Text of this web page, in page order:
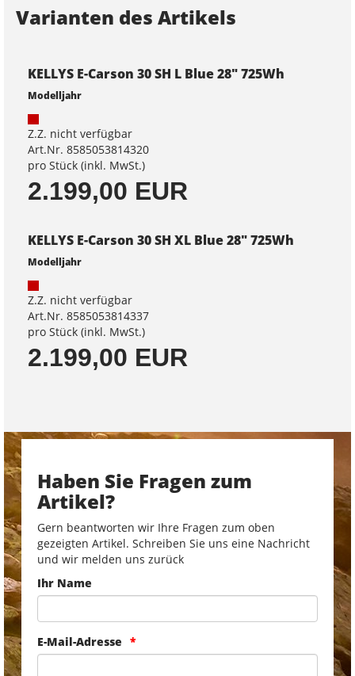
Varianten des Artikels
KELLYS E-Carson 30 SH L Blue 28" 725Wh
Modelljahr
Z.Z. nicht verfügbar
Art.Nr. 8585053814320
pro Stück (inkl. MwSt.)
2.199,00 EUR
KELLYS E-Carson 30 SH XL Blue 28" 725Wh
Modelljahr
Z.Z. nicht verfügbar
Art.Nr. 8585053814337
pro Stück (inkl. MwSt.)
2.199,00 EUR
Haben Sie Fragen zum
Artikel?
Gern beantworten wir Ihre Fragen zum oben
gezeigten Artikel. Schreiben Sie uns eine Nachricht
und wir melden uns zurück
Ihr Name
E-Mail-Adresse